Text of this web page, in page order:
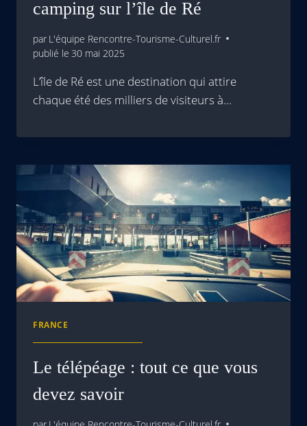
camping sur l’île de Ré
par L'équipe Rencontre-Tourisme-Culturel.fr
publié le 30 mai 2025
L’île de Ré est une destination qui attire
chaque été des milliers de visiteurs à…
FRANCE
Le télépéage : tout ce que vous
devez savoir